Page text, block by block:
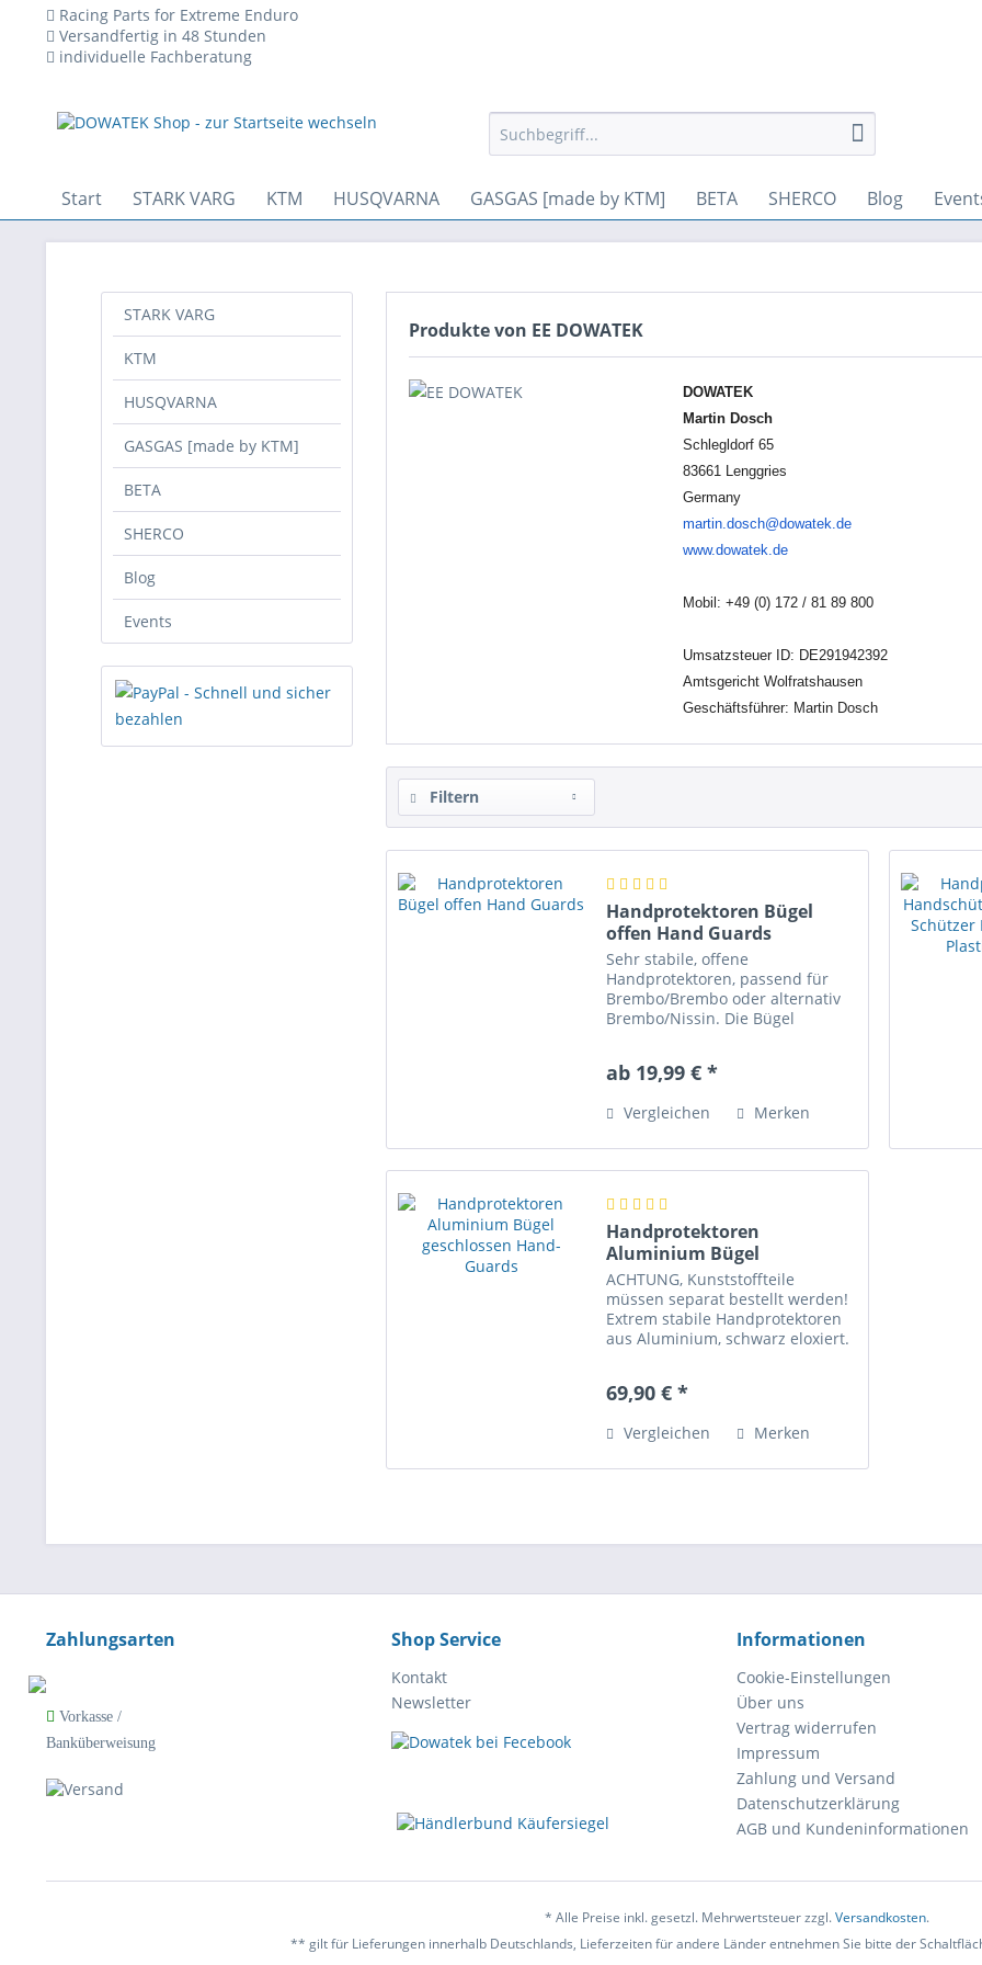
Racing Parts for Extreme Enduro
Versandfertig in 48 Stunden
individuelle Fachberatung
Start STARK VARG KTM HUSQVARNA GASGAS [made by KTM] BETA SHERCO Blog
technischen Betrieb der Website erforderlich sind und stets gesetzt werden. Andere Cookies, die den Komfort bei
STARK VARG
KTM
HUSQVARNA
GASGAS [made by KTM]
BETA
SHERCO
Blog
Events
Produkte von EE DOWATEK
DOWATEK
Martin Dosch
Schlegldorf 65
83661 Lenggries
Germany
martin.dosch@dowatek.de
www.dowatek.de
Mobil: +49 (0) 172 / 81 89 800
Umsatzsteuer ID: DE291942392
Amtsgericht Wolfratshausen
Geschäftsführer: Martin Dosch
Filtern
Handprotektoren Bügel
offen Hand Guards
Sehr stabile, offene
Handprotektoren, passend für
Brembo/Brembo oder alternativ
Brembo/Nissin. Die Bügel
und vorallem eure Hände.
Handprotektoren Halterungen,...
ab 19,99 € *
Vergleichen Merken
Handprotektoren
Aluminium Bügel
geschlossen Hand-Guards
ACHTUNG, Kunststoffteile
müssen separat bestellt werden!
Extrem stabile Handprotektoren
aus Aluminium, schwarz eloxiert.
Gasgriff und vorallem eure
konusförmigen...
69,90 € *
Vergleichen Merken
Zahlungsarten
Vorkasse /
Banküberweisung
Shop Service
Kontakt
Newsletter
Informationen
Cookie-Einstellungen
Über uns
Vertrag widerrufen
Impressum
Zahlung und Versand
Datenschutzerklärung
AGB und Kundeninformationen
* Alle Preise inkl. gesetzl. Mehrwertsteuer zzgl.Versandkosten.
** gilt für Lieferungen innerhalb Deutschlands, Lieferzeiten für andere Länder entnehmen Sie bitte der